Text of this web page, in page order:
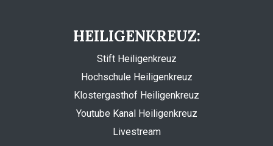
HEILIGENKREUZ:
Stift Heiligenkreuz
Hochschule Heiligenkreuz
Klostergasthof Heiligenkreuz
Youtube Kanal Heiligenkreuz
Livestream